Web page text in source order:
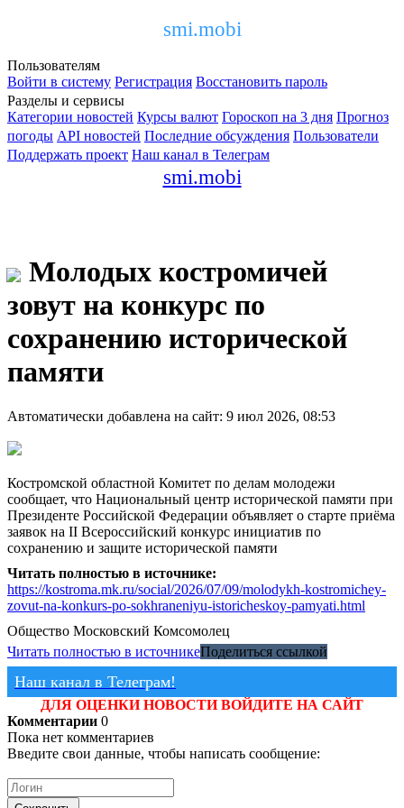
smi.mobi
Пользователям
Войти в систему Регистрация Восстановить пароль
Разделы и сервисы
Категории новостей Курсы валют Гороскоп на 3 дня Прогноз
погоды API новостей Последние обсуждения Пользователи
Поддержать проект Наш канал в Телеграм
smi.mobi
Молодых костромичей
зовут на конкурс по
сохранению исторической
памяти
Автоматически добавлена на сайт: 9 июл 2026, 08:53
Костромской областной Комитет по делам молодежи
сообщает, что Национальный центр исторической памяти при
Президенте Российской Федерации объявляет о старте приёма
заявок на II Всероссийский конкурс инициатив по
сохранению и защите исторической памяти
Читать полностью в источнике:
https://kostroma.mk.ru/social/2026/07/09/molodykh-kostromichey-
zovut-na-konkurs-po-sokhraneniyu-istoricheskoy-pamyati.html
Общество Московский Комсомолец
Читать полностью в источникеПоделиться ссылкой
Наш канал в Телеграм!
ДЛЯ ОЦЕНКИ НОВОСТИ ВОЙДИТЕ НА САЙТ
Комментарии 0
Пока нет комментариев
Введите свои данные, чтобы написать сообщение: